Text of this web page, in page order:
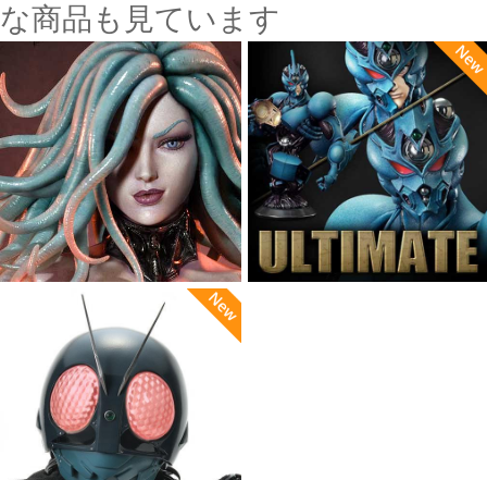
な商品も見ています